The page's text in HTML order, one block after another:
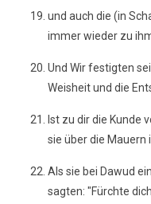
und auch die (in
immer wieder zu
Und Wir festigten
Weisheit und die
Ist zu dir die Kunde
sie über die Mauern
Als sie bei Dawud
sagten: "Fürchte